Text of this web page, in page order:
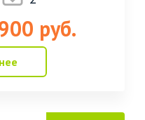
руб.